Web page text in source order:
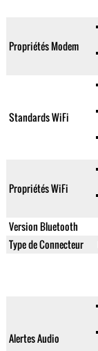
Propriétés Modem
Standards WiFi
Propriétés WiFi
Version Bluetooth
Type de Connecteur
Alertes Audio